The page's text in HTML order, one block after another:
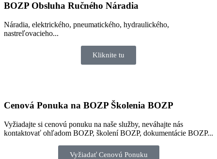
BOZP Obsluha Ručného Náradia​
Náradia, elektrického, pneumatického, hydraulického,
nastreľovacieho...
Kliknite tu
Cenová Ponuka na BOZP Školenia BOZP
Vyžiadajte si cenovú ponuku na naše služby, neváhajte nás
kontaktovať ohľadom BOZP, školení BOZP, dokumentácie BOZP...
Vyžiadať Cenovú Ponuku